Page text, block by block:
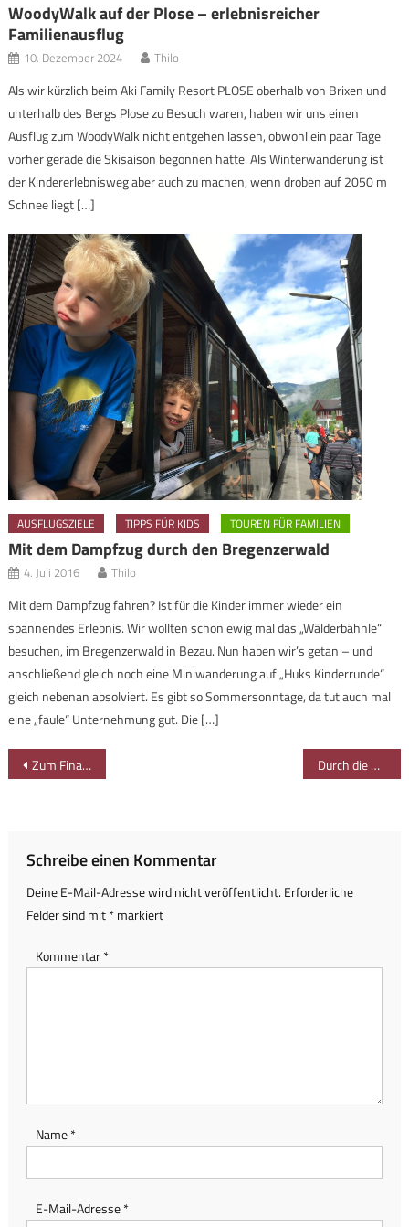
WoodyWalk auf der Plose – erlebnisreicher
Familienausflug
10. Dezember 2024 Thilo
Als wir kürzlich beim Aki Family Resort PLOSE oberhalb von Brixen und
unterhalb des Bergs Plose zu Besuch waren, haben wir uns einen
Ausflug zum WoodyWalk nicht entgehen lassen, obwohl ein paar Tage
vorher gerade die Skisaison begonnen hatte. Als Winterwanderung ist
der Kindererlebnisweg aber auch zu machen, wenn droben auf 2050 m
Schnee liegt […]
AUSFLUGSZIELE TIPPS FÜR KIDS TOUREN FÜR FAMILIEN
Mit dem Dampfzug durch den Bregenzerwald
4. Juli 2016 Thilo
Mit dem Dampfzug fahren? Ist für die Kinder immer wieder ein
spannendes Erlebnis. Wir wollten schon ewig mal das „Wälderbähnle“
besuchen, im Bregenzerwald in Bezau. Nun haben wir’s getan – und
anschließend gleich noch eine Miniwanderung auf „Huks Kinderrunde“
gleich nebenan absolviert. Es gibt so Sommersonntage, da tut auch mal
eine „faule“ Unternehmung gut. Die […]
Beitragsnavigation
Zum Finailhof hoch über dem Vernagt-Stausee Durch die Starzlachklamm – und durch den Bachteltobel
Schreibe einen Kommentar
Deine E-Mail-Adresse wird nicht veröffentlicht. Erforderliche
Felder sind mit*markiert
Kommentar*
Name*
E-Mail-Adresse*